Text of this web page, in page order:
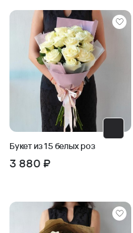
Букет из 15 белых роз
3 880 ₽